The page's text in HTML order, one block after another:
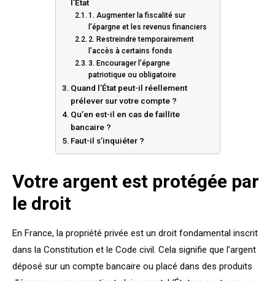
l’État
1. Augmenter la fiscalité sur
l’épargne et les revenus financiers
2. Restreindre temporairement
l’accès à certains fonds
3. Encourager l’épargne
patriotique ou obligatoire
Quand l’État peut-il réellement
prélever sur votre compte ?
Qu’en est-il en cas de faillite
bancaire ?
Faut-il s’inquiéter ?
Votre argent est protégée par
le droit
En France, la propriété privée est un droit fondamental inscrit
dans la Constitution et le Code civil. Cela signifie que l’argent
déposé sur un compte bancaire ou placé dans des produits